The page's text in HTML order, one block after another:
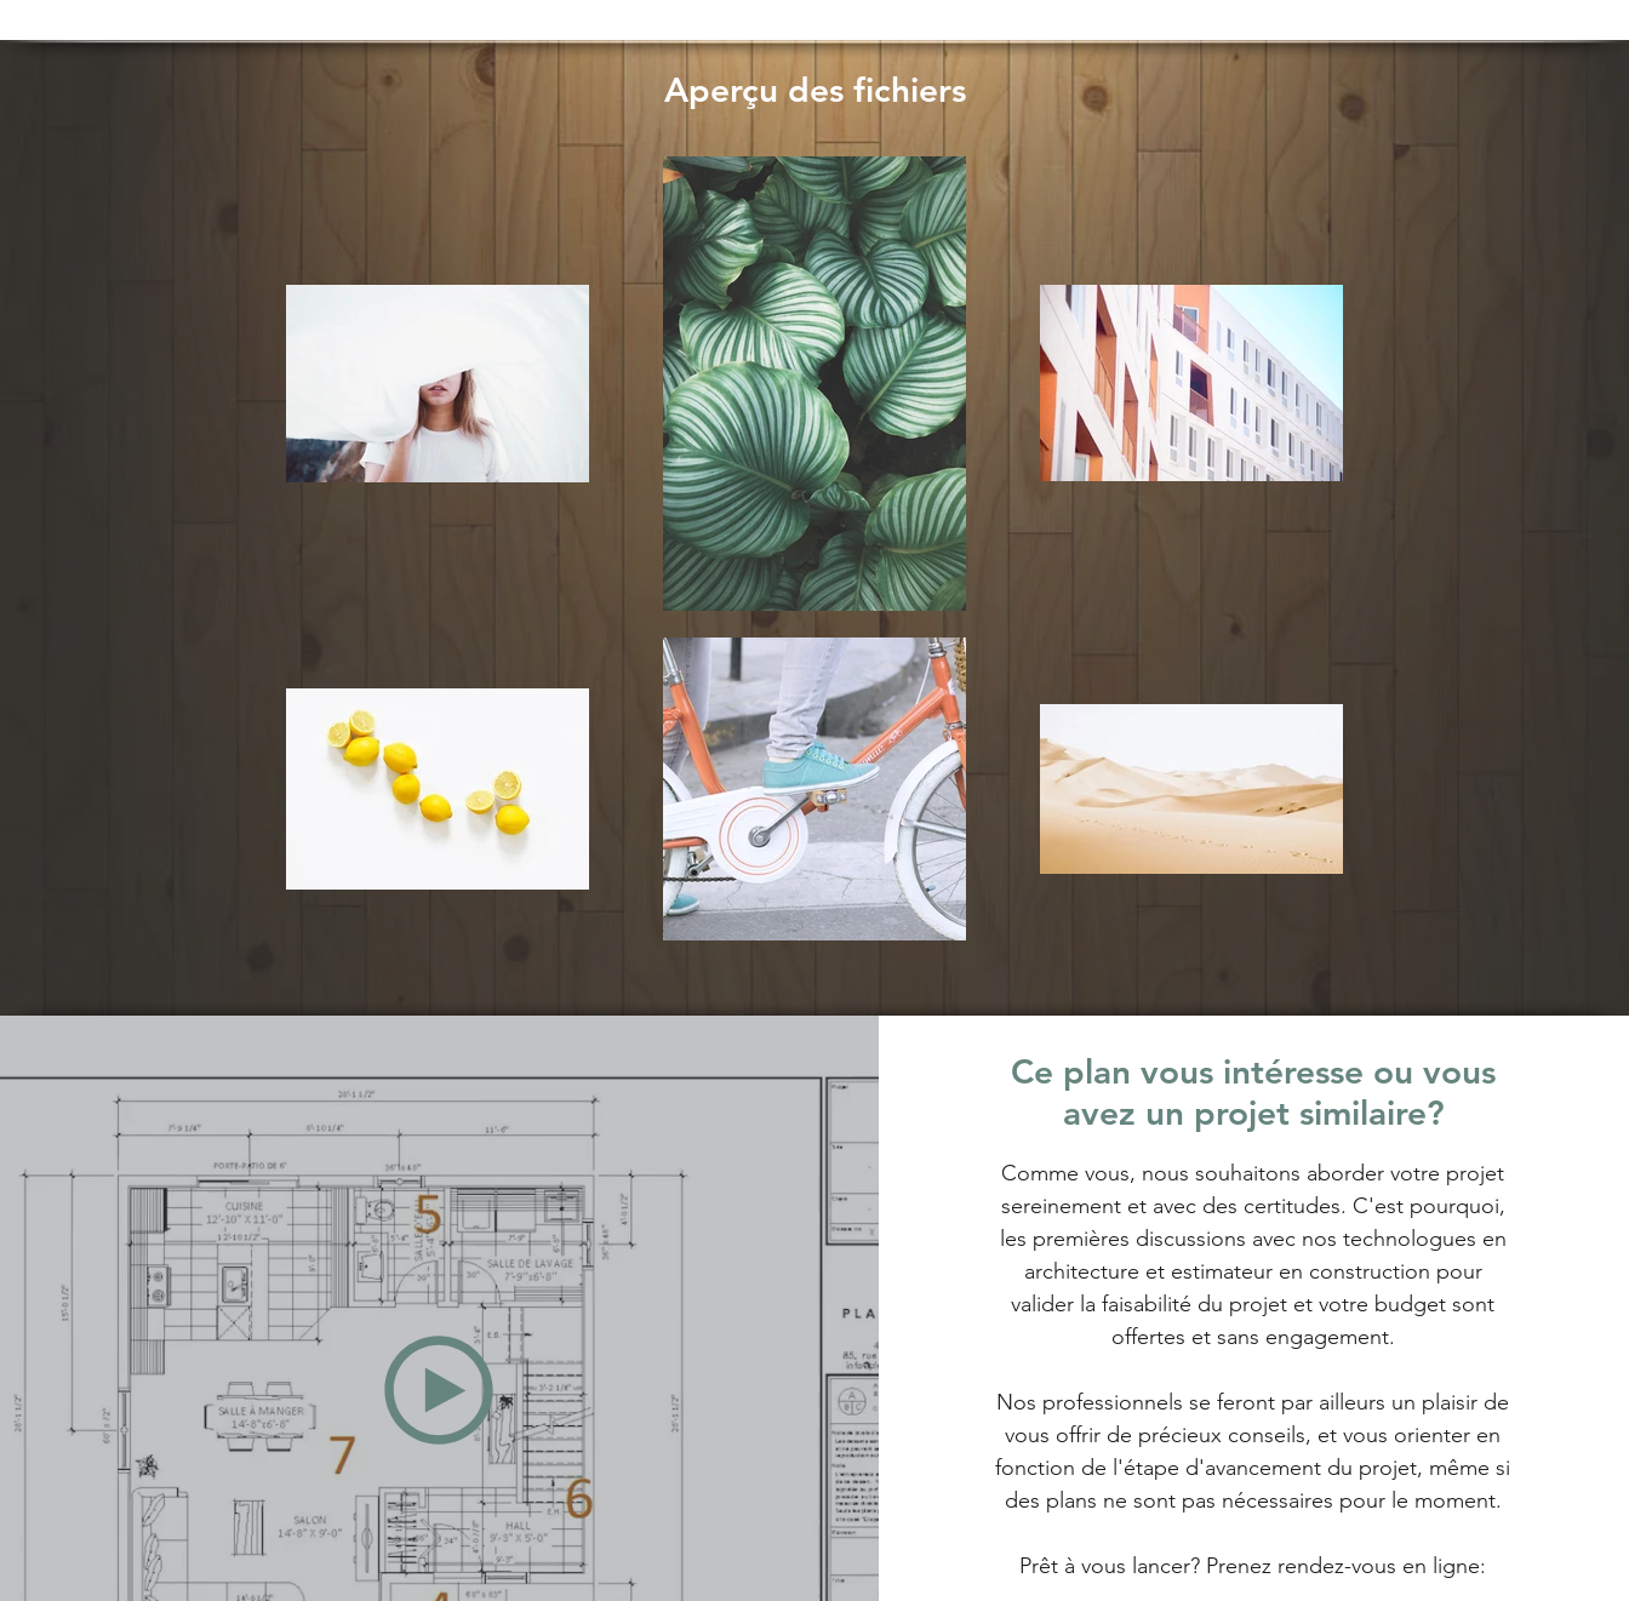
Aperçu des fichiers
Ce plan vous intéresse ou vous
avez un projet similaire?
Comme vous, nous souhaitons aborder votre projet
sereinement et avec des certitudes. C'est pourquoi,
les premières discussions avec nos technologues en
architecture et estimateur en construction pour
valider la faisabilité du projet et votre budget sont
offertes et sans engagement.
Nos professionnels se feront par ailleurs un plaisir de
vous offrir de précieux conseils, et vous orienter en
fonction de l'étape d'avancement du projet, même si
des plans ne sont pas nécessaires pour le moment.
Prêt à vous lancer? Prenez rendez-vous en ligne: